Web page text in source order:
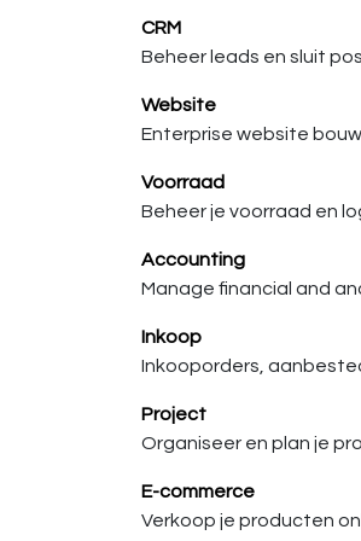
CRM
Beheer leads en sluit
Website
Enterprise website
Voorraad
Beheer je voorraad en
Accounting
Manage financial and
Inkoop
Inkooporders,
Project
Organiseer en plan je
E-commerce
Verkoop je producten